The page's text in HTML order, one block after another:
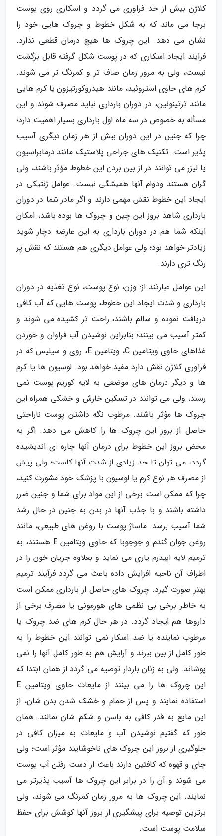
کلاژن بیش از حد فراوری می گردد و اسکاری روی پوست
برجا می ماند که به شکل خطوط و چروک هایی خود را
نشان می دهد. این چروک ها هیچ درمان قطعی ندارد.
فرایند ایجاد اسکاری که در پوست شکل گرفته قابل برگشت
نیست، ولی به مرور زمان صاف تر و کمرنگ تر می شوند.
کرم های حاوی استروئید، مانند هیدروکورتیزون یا کرم هایی
مانند ترتینوئین، در دوران بارداری نباید مصرف شوند و این
مسأله به خصوص در سه ماه اول بارداری بسیار اهمیت دارد؛
چرا که جنین در این دوران بیش از هر زمان دیگری آسیب
پذیر است. تکنیک های جراحی پلاستیک مانند درمابراسیون
یا لیزر می توانند در از بین بردن این خطوط مؤثر باشند، ولی
گران هستند ودوام آنها همیشگی نیست. عوامل ژنتیکی در
ایجاد این خطوط نقش مهمی دارند و اگر مادر شما در دوران
بارداری شاهد بروز این چین و چروک ها بوده باشد، امکان
اینکه شما هم در دوران بارداری به این عارضه دچار شوید
زیادتر خواهد بود؛ ولی عوامل دیگری هم هستند که نقش پر
رنگ تری دارند.
این عوامل عبارتند از: وزن، نوع پوست، نوع تغذیه در دوران
بارداری و شدت ایجاد این خطوط، پوست هایی که آب کافی
دریافت نموده و سالم باشند، راحت تر کشیده می شوند و
کمتر آسیب می بینند؛ بنابراین نوشیدن آب فراوان و خوردن
غذاهای حاوی ویتامین C، ویتامین E، روی و سیلیس که در
فراوری کلاژن نقش دارد مفید خواهد بود. لوسیون ها یا کرم
ها و دیگر درمان های موضعی به لایه کوریم پوست نمی
رسند، ولی می توانند در تسکین خارش و خشکی همراه این
چروک ها مؤثر باشند. مرطوب نگه داشتن پوست ناراحتی
حاصل از بروز این چروک ها را کاهش می دهد. اگر به
محض بروز این خطوط برای درمان آنها چاره ای اندیشیده
گردد، می توان تا حد زیادی از شدت آنها کاست؛ ولی پیش
از مصرف هر نوع کرم یا لوسیون با پزشک خود مشورت کنید،
چرا که ممکن است برخی از این مواد برای شما و جنین ضرر
داشته باشند و با جذب آنها در بدن به جنین در حال رشد
شما آسیب برسد. ماساژ پوست با روغن های طبیعی، مانند
روغن جوان گندم و جوجوبا که حاوی ویتامین E هستند، به
ترمیم لایه اپیدرم یاری می نماید و بعلاوه جریان خون را در
اطراف آن ناحیه افزایش داده باعث می گردد فرآیند ترمیم
بهتر صورت گیرد. چروک های حاصل از بارداری ممکن است
به خاطر برخی بی نظمی های هورمونی یا مصرف برخی از
داروها هم ایجاد گردد. در هر حال کرم های ضد چروک یا
مرطوب نماینده یا ضد اسکار نمی توانند این خطوط را به
طور کامل از بین ببرند و آرایش هم به طور کامل آنها را نمی
پوشاند. ولی به زنان باردار توصیه می گردد از همان ابتدا که
این چروک ها را می بینند از مایعات حاوی ویتامین E
استفاده نمایند و پس از حمام و خشک شدن بدن شان، از
این مایع به قدر کافی به باسن و شکم شان بمالند. همان
طور که گفتیم نوشیدن آب و مایعات به میزان کافی در
جلوگیری از بروز این چروک های ناخوشایند مؤثر است؛ ولی
چای و قهوه که کافئین دارند باعث از دست رفتن آب پوست
می شوند و آن را در برابر این چروک ها آسیب پذیرتر می
نمایند. این چروک ها به مرور زمان کمرنگ می شوند، ولی
برترین توصیه برای پیشگیری از بروز آنها کوشش برای حفظ
سلامت پوست است.